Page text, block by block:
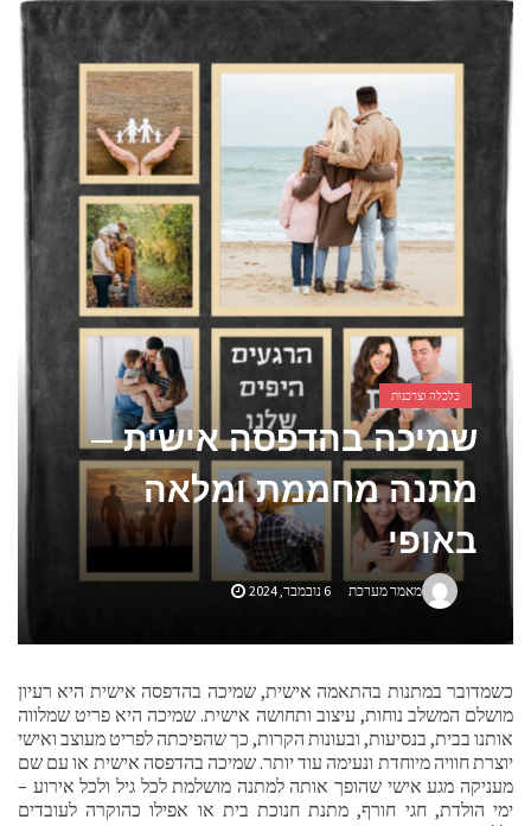
אביזרים ומתנות לגבר שאוהב להיות בשטח
אשפוז פסיכיאטרי ביתי: הגישה הדיסקרטית שמשנה את כללי המשחק בבריאות הנפש
כלכלה וצרכנות
שמיכה בהדפסה אישית –
מתנה מחממת ומלאה
באופי
מאמר מערכת 6 נובמבר, 2024
כשמדובר במתנות בהתאמה אישית, שמיכה בהדפסה אישית היא רעיון
מושלם המשלב נוחות, עיצוב ותחושה אישית. שמיכה היא פריט שמלווה
אותנו בבית, בנסיעות, ובעונות הקרות, כך שהפיכתה לפריט מעוצב ואישי
יוצרת חוויה מיוחדת ונעימה עוד יותר. שמיכה בהדפסה אישית או עם שם
מעניקה מגע אישי שהופך אותה למתנה מושלמת לכל גיל ולכל אירוע –
ימי הולדת, חגי חורף, מתנת חנוכת בית או אפילו כהוקרה לעובדים